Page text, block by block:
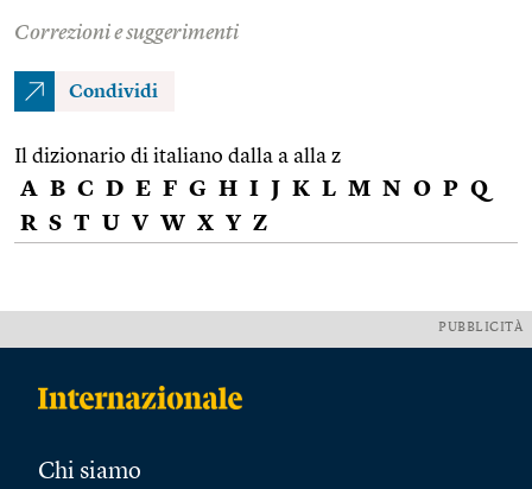
Correzioni e suggerimenti
Condividi
Il dizionario di italiano dalla a alla z
A B C D E F G H I J K L M N O P Q
R S T U V W X Y Z
PUBBLICITÀ
Chi siamo